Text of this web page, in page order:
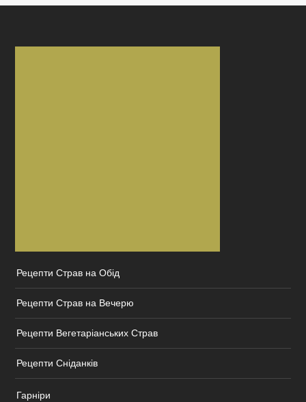
Рецепти Страв на Обід
Рецепти Страв на Вечерю
Рецепти Вегетаріанських Страв
Рецепти Сніданків
Гарніри